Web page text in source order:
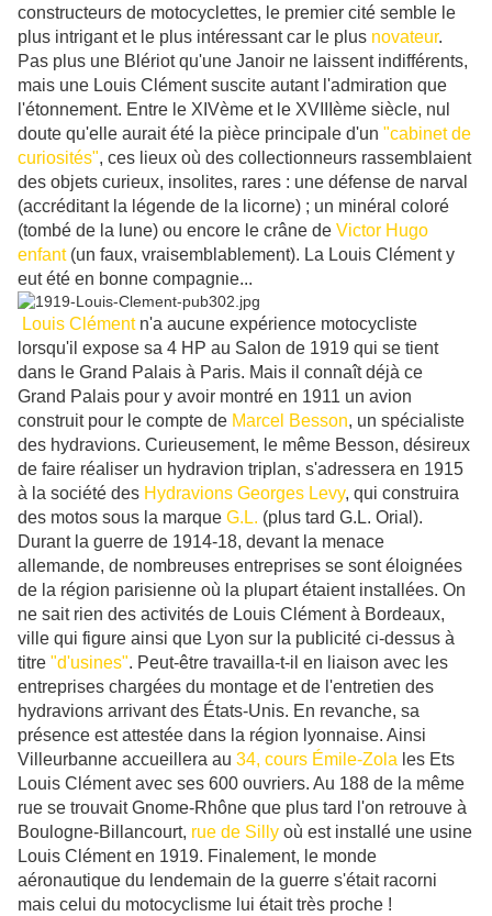
constructeurs de motocyclettes, le premier cité semble le
plus intrigant et le plus intéressant car le plus novateur.
Pas plus une Blériot qu'une Janoir ne laissent indifférents,
mais une Louis Clément suscite autant l'admiration que
l'étonnement. Entre le XIVème et le XVIIIème siècle, nul
doute qu'elle aurait été la pièce principale d'un "cabinet de
curiosités", ces lieux où des collectionneurs rassemblaient
des objets curieux, insolites, rares : une défense de narval
(accréditant la légende de la licorne) ; un minéral coloré
(tombé de la lune) ou encore le crâne de Victor Hugo
enfant(un faux, vraisemblablement). La Louis Clément y
eut été en bonne compagnie...
Louis Clémentn'a aucune expérience motocycliste
lorsqu'il expose sa 4 HP au Salon de 1919 qui se tient
dans le Grand Palais à Paris. Mais il connaît déjà ce
Grand Palais pour y avoir montré en 1911 un avion
construit pour le compte de Marcel Besson, un spécialiste
des hydravions. Curieusement, le même Besson, désireux
de faire réaliser un hydravion triplan, s'adressera en 1915
à la société des Hydravions Georges Levy, qui construira
des motos sous la marque G.L. (plus tard G.L. Orial).
Durant la guerre de 1914-18, devant la menace
allemande, de nombreuses entreprises se sont éloignées
de la région parisienne où la plupart étaient installées. On
ne sait rien des activités de Louis Clément à Bordeaux,
ville qui figure ainsi que Lyon sur la publicité ci-dessus à
titre "d'usines". Peut-être travailla-t-il en liaison avec les
entreprises chargées du montage et de l'entretien des
hydravions arrivant des États-Unis. En revanche, sa
présence est attestée dans la région lyonnaise. Ainsi
Villeurbanne accueillera au 34, cours Émile-Zola les Ets
Louis Clément avec ses 600 ouvriers. Au 188 de la même
rue se trouvait Gnome-Rhône que plus tard l'on retrouve à
Boulogne-Billancourt, rue de Silly où est installé une usine
Louis Clément en 1919. Finalement, le monde
aéronautique du lendemain de la guerre s'était racorni
mais celui du motocyclisme lui était très proche !